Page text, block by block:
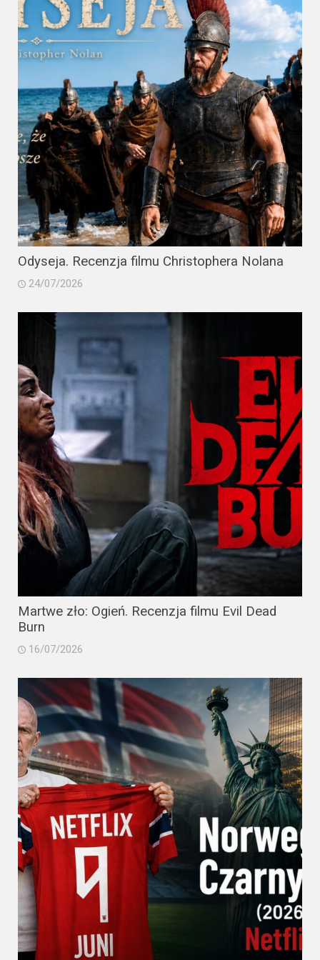
Odyseja. Recenzja filmu Christophera Nolana
24/07/2026
Martwe zło: Ogień. Recenzja filmu Evil Dead
Burn
16/07/2026